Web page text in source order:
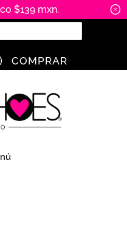
$139 mxn. ␡
) COMPRAR